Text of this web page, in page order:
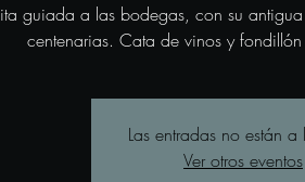
guiada a las bodegas, con su
centenarias. Cata de vinos y
Las entradas no están a
Ver otros eventos